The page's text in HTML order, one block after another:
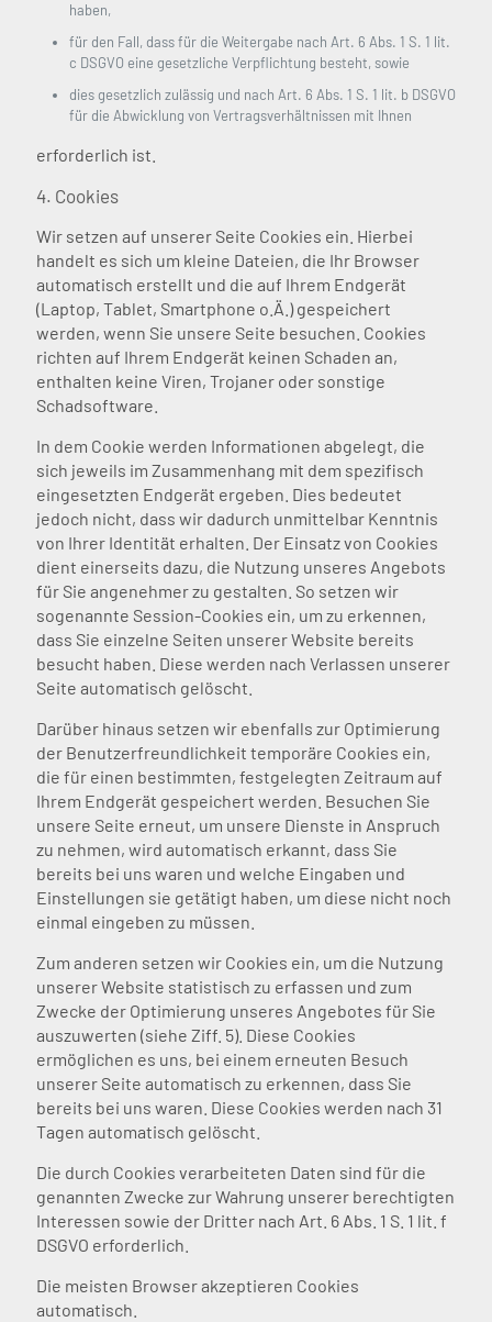
haben,
für den Fall, dass für die Weitergabe nach Art. 6 Abs. 1 S. 1 lit.
c DSGVO eine gesetzliche Verpflichtung besteht, sowie
dies gesetzlich zulässig und nach Art. 6 Abs. 1 S. 1 lit. b DSGVO
für die Abwicklung von Vertragsverhältnissen mit Ihnen
erforderlich ist.
4. Cookies
Wir setzen auf unserer Seite Cookies ein. Hierbei
handelt es sich um kleine Dateien, die Ihr Browser
automatisch erstellt und die auf Ihrem Endgerät
(Laptop, Tablet, Smartphone o.Ä.) gespeichert
werden, wenn Sie unsere Seite besuchen. Cookies
richten auf Ihrem Endgerät keinen Schaden an,
enthalten keine Viren, Trojaner oder sonstige
Schadsoftware.
In dem Cookie werden Informationen abgelegt, die
sich jeweils im Zusammenhang mit dem spezifisch
eingesetzten Endgerät ergeben. Dies bedeutet
jedoch nicht, dass wir dadurch unmittelbar Kenntnis
von Ihrer Identität erhalten. Der Einsatz von Cookies
dient einerseits dazu, die Nutzung unseres Angebots
für Sie angenehmer zu gestalten. So setzen wir
sogenannte Session-Cookies ein, um zu erkennen,
dass Sie einzelne Seiten unserer Website bereits
besucht haben. Diese werden nach Verlassen unserer
Seite automatisch gelöscht.
Darüber hinaus setzen wir ebenfalls zur Optimierung
der Benutzerfreundlichkeit temporäre Cookies ein,
die für einen bestimmten, festgelegten Zeitraum auf
Ihrem Endgerät gespeichert werden. Besuchen Sie
unsere Seite erneut, um unsere Dienste in Anspruch
zu nehmen, wird automatisch erkannt, dass Sie
bereits bei uns waren und welche Eingaben und
Einstellungen sie getätigt haben, um diese nicht noch
einmal eingeben zu müssen.
Zum anderen setzen wir Cookies ein, um die Nutzung
unserer Website statistisch zu erfassen und zum
Zwecke der Optimierung unseres Angebotes für Sie
auszuwerten (siehe Ziff. 5). Diese Cookies
ermöglichen es uns, bei einem erneuten Besuch
unserer Seite automatisch zu erkennen, dass Sie
bereits bei uns waren. Diese Cookies werden nach 31
Tagen automatisch gelöscht.
Die durch Cookies verarbeiteten Daten sind für die
genannten Zwecke zur Wahrung unserer berechtigten
Interessen sowie der Dritter nach Art. 6 Abs. 1 S. 1 lit. f
DSGVO erforderlich.
Die meisten Browser akzeptieren Cookies
automatisch.